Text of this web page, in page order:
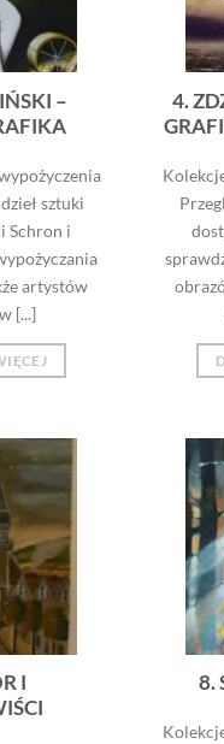
–
sztuki
Schron i
artystów
[...]
4.
I
8.